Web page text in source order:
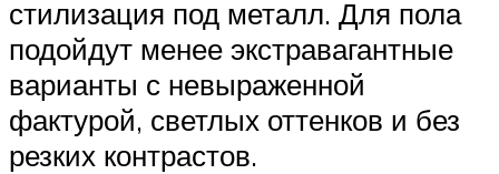
стилизация под металл. Для пола
подойдут менее экстравагантные
варианты с невыраженной
фактурой, светлых оттенков и без
резких контрастов.